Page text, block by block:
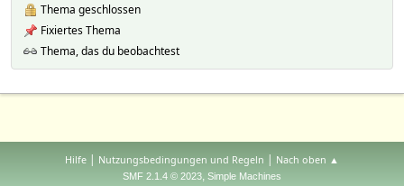
Thema geschlossen
Fixiertes Thema
Thema, das du beobachtest
Hilfe | Nutzungsbedingungen und Regeln | Nach oben ▲
SMF 2.1.4 © 2023, Simple Machines